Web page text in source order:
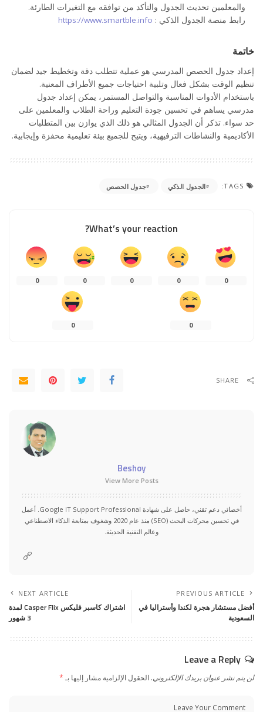
والمعلمين تحديث الجدول والتأكد من توافقه مع التغيرات الطارئة.
رابط منصة الجدول الذكي : https://www.smartble.info
خاتمة
إعداد جدول الحصص المدرسي هو عملية تتطلب دقة وتخطيط جيد لضمان
تنظيم الوقت بشكل فعال وتلبية احتياجات جميع الأطراف المعنية.
باستخدام الأدوات المناسبة والتواصل المستمر، يمكن إعداد جدول
مدرسي يساهم في تحسين جودة التعليم وراحة الطلاب والمعلمين على
حد سواء. تذكر أن الجدول المثالي هو ذلك الذي يوازن بين المتطلبات
الأكاديمية والنشاطات الترفيهية، ويتيح للجميع بيئة تعليمية محفزة وإيجابية.
TAGS: الجدول الذكي جدول الحصص
What’s your reaction?
0
0
0
0
0
0
0
SHARE
Beshoy
View More Posts
أخصائي دعم تقني، حاصل على شهادة Google IT Support Professional. أعمل
في تحسين محركات البحث (SEO) منذ عام 2020 وشغوف بمتابعة الذكاء الاصطناعي
وعالم التقنية الحديثة.
PREVIOUS ARTICLE
أفضل مستشار هجرة لكندا وأستراليا في
السعودية
NEXT ARTICLE
اشتراك كاسبر فليكس Casper Flix لمدة
3 شهور
Leave a Reply
لن يتم نشر عنوان بريدك الإلكتروني.الحقول الإلزامية مشار إليها بـ*